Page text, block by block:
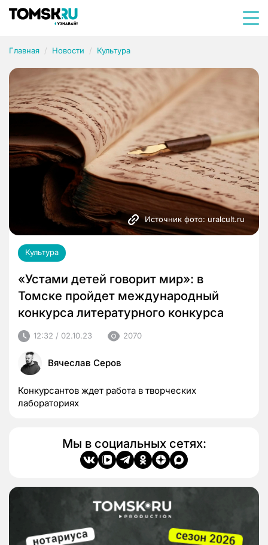
Главная Новости Культура
Источник фото: uralcult.ru
Культура
«Устами детей говорит мир»: в
Томске пройдет международный
конкурса литературного конкурса
12:32 / 02.10.23 2070
Вячеслав Серов
Конкурсантов ждет работа в творческих
лабораториях
Мы в социальных сетях: